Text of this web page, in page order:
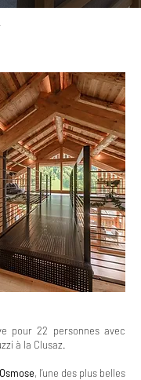
pour 22 personnes avec
à la Clusaz.
, l’une des plus belles